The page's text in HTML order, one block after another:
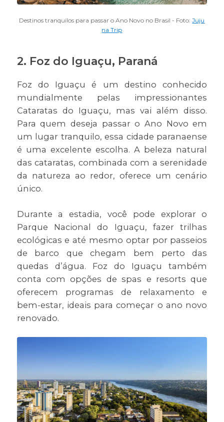
Destinos tranquilos para passar o Ano Novo no Brasil - Foto:Juju
na Trip
2. Foz do Iguaçu, Paraná
Foz do Iguaçu é um destino conhecido
mundialmente pelas impressionantes
Cataratas do Iguaçu, mas vai além disso.
Para quem deseja passar o Ano Novo em
um lugar tranquilo, essa cidade paranaense
é uma excelente escolha. A beleza natural
das cataratas, combinada com a serenidade
da natureza ao redor, oferece um cenário
único.
Durante a estadia, você pode explorar o
Parque Nacional do Iguaçu, fazer trilhas
ecológicas e até mesmo optar por passeios
de barco que chegam bem perto das
quedas d’água. Foz do Iguaçu também
conta com opções de spas e resorts que
oferecem programas de relaxamento e
bem-estar, ideais para começar o ano novo
renovado.